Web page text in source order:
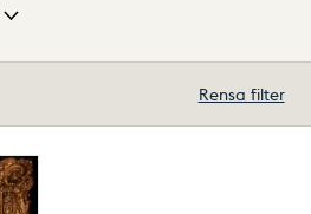
Rensa filter